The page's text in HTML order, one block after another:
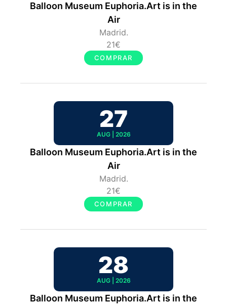
Balloon Museum Euphoria.Art is in the
Air
Madrid.
21€
COMPRAR
27
AUG | 2026
Balloon Museum Euphoria.Art is in the
Air
Madrid.
21€
COMPRAR
28
AUG | 2026
Balloon Museum Euphoria.Art is in the